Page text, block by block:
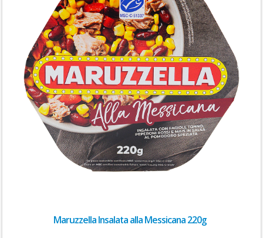
Maruzzella Insalata alla Messicana 220g